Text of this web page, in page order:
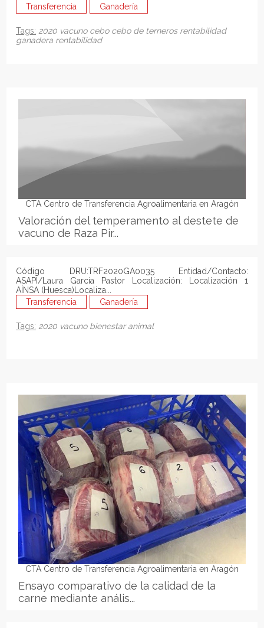
Transferencia
Ganadería
Tags: 2020 vacuno cebo cebo de terneros rentabilidad
ganadera rentabilidad
CTA Centro de Transferencia Agroalimentaria en Aragón
Valoración del temperamento al destete de
vacuno de Raza Pir...
Código DRU:TRF2020GA0035 Entidad/Contacto:
ASAPI/Laura García Pastor Localización: Localización 1
AÍNSA (Huesca)Localiza...
Transferencia
Ganadería
Tags: 2020 vacuno bienestar animal
CTA Centro de Transferencia Agroalimentaria en Aragón
Ensayo comparativo de la calidad de la
carne mediante anális...